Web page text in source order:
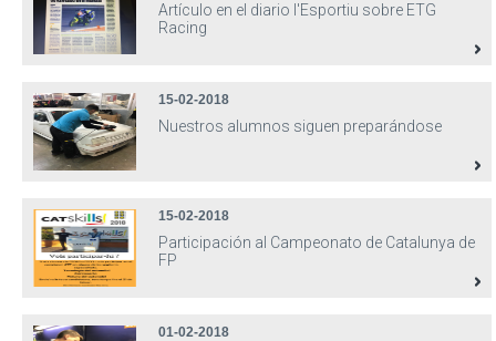
Artículo en el diario l'Esportiu sobre ETG
Racing
15-02-2018
Nuestros alumnos siguen preparándose
15-02-2018
Participación al Campeonato de Catalunya de
FP
01-02-2018